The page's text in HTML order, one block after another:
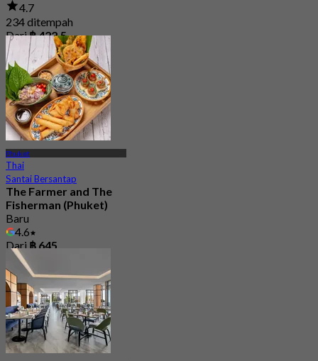
4.7
234 ditempah
Dari฿ 422.5
Phuket
Thai
Santai Bersantap
The Farmer and The
Fisherman (Phuket)
Baru
4.6
Dari ฿ 645